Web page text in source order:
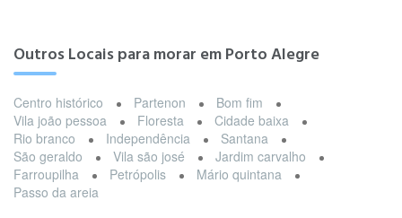
Outros Locais para morar em Porto Alegre
Centro histórico Partenon
Bom fim
Vila joão pessoa
Floresta
Cidade baixa
Rio branco
Independência
Santana
São geraldo
Vila são josé
Jardim carvalho
Farroupilha
Petrópolis
Mário quintana
Passo da areia